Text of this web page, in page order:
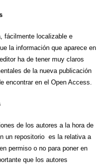
fácilmente localizable e
la información que aparece en
ha de tener muy claros
de la nueva publicación
encontrar en el Open Access.
de los autores a la hora de
un repositorio es la relativa a
permiso o no para poner en
que los autores